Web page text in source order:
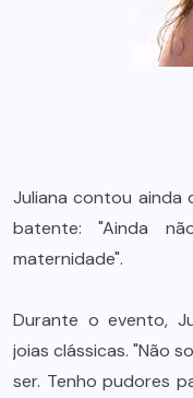
Juliana contou ainda
batente: "Ainda
maternidade".
Durante o evento,
joias clássicas. "Não
ser. Tenho pudores